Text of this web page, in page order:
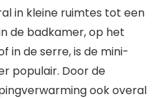
in kleine ruimtes tot een
de badkamer, op het
in de serre, is de mini-
populair. Door de
ook overal